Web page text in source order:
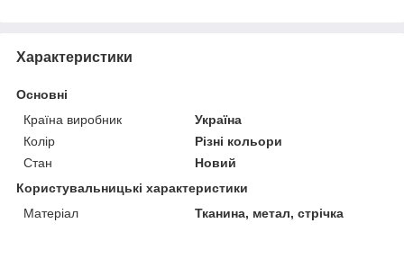
Характеристики
Основні
Країна виробник
Україна
Колір
Різні кольори
Стан
Новий
Користувальницькі характеристики
Матеріал
Тканина, метал, стрічка